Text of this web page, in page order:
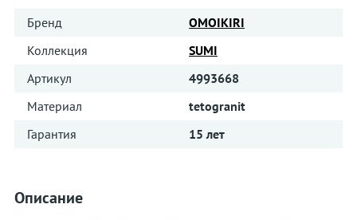
Бренд
OMOIKIRI
Коллекция
SUMI
Артикул
4993668
Материал
tetogranit
Гарантия
15 лет
Описание